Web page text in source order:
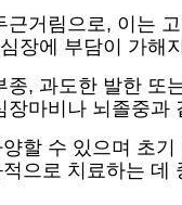
거림으로, 이는
장에 부담이 가해
, 과도한 발한 또
마비나 뇌졸중
할 수 있으며 초
으로 치료하는